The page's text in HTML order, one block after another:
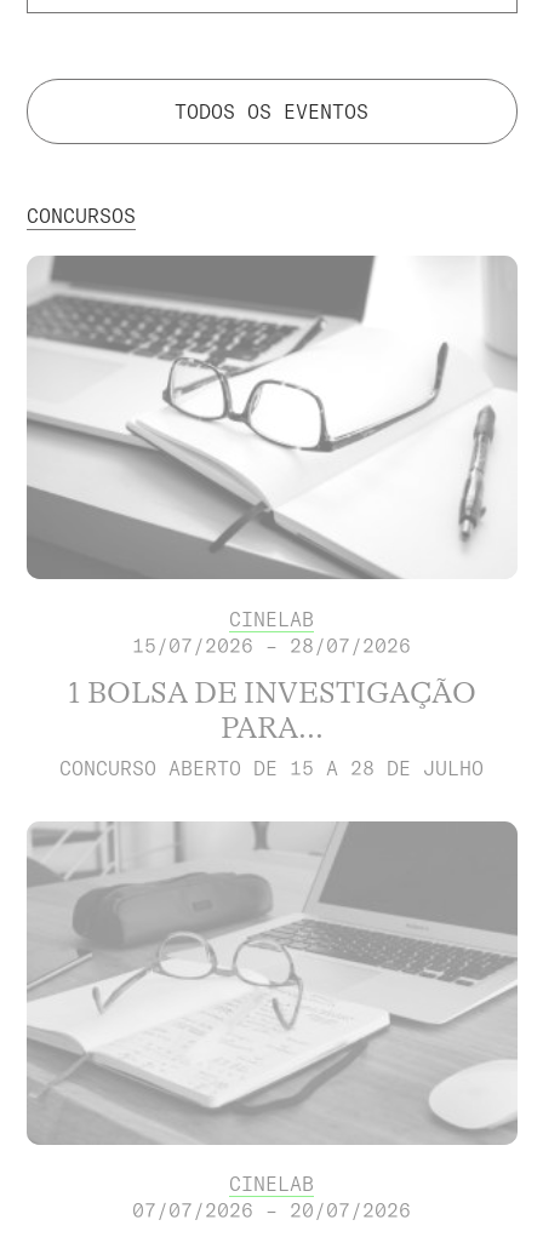
TODOS OS EVENTOS
CONCURSOS
CINELAB
15/07/2026 – 28/07/2026
1 BOLSA DE INVESTIGAÇÃO
PARA...
CONCURSO ABERTO DE 15 A 28 DE JULHO
CINELAB
07/07/2026 – 20/07/2026